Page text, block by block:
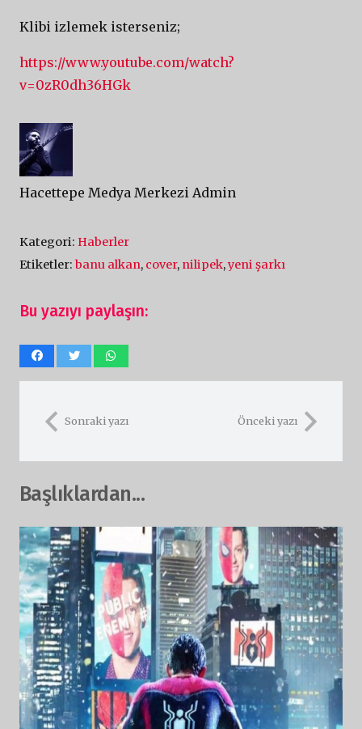
Klibi izlemek isterseniz;
https://www.youtube.com/watch?
v=0zR0dh36HGk
Hacettepe Medya Merkezi Admin
Kategori: Haberler
Etiketler: banu alkan, cover, nilipek,yeni şarkı
Bu yazıyı paylaşın:
Sonraki yazı Önceki yazı
Başlıklardan...